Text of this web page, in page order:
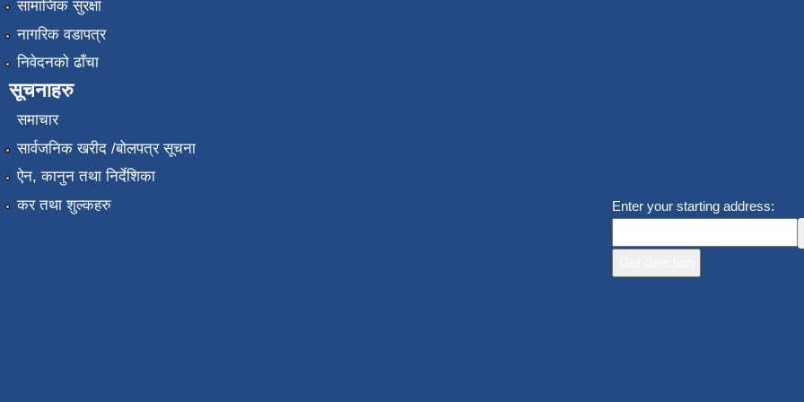
सामाजिक सुरक्षा
नागरिक वडापत्र
निवेदनको ढाँचा
सूचनाहरु
समाचार
सार्वजनिक खरीद /बोलपत्र सूचना
ऐन, कानुन तथा निर्देशिका
कर तथा शुल्कहरु
Enter your starting address: